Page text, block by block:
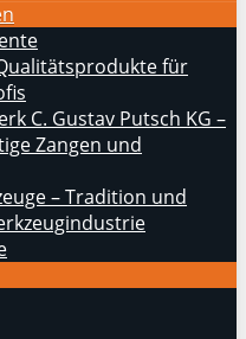
für
C. Gustav Putsch KG –
Zangen und
– Tradition und